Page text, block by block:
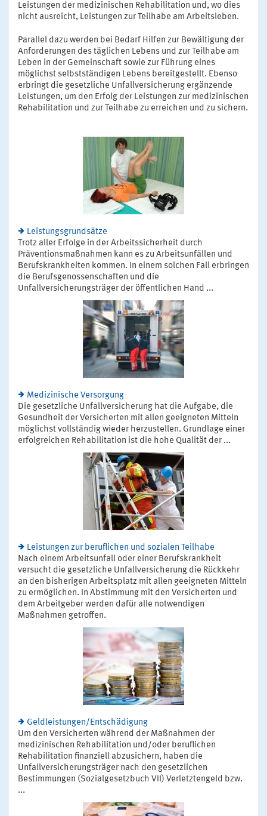
Leistungen der medizinischen Rehabilitation und, wo dies
nicht ausreicht, Leistungen zur Teilhabe am Arbeitsleben.
Parallel dazu werden bei Bedarf Hilfen zur Bewältigung der
Anforderungen des täglichen Lebens und zur Teilhabe am
Leben in der Gemeinschaft sowie zur Führung eines
möglichst selbstständigen Lebens bereitgestellt. Ebenso
erbringt die gesetzliche Unfallversicherung ergänzende
Leistungen, um den Erfolg der Leistungen zur medizinischen
Rehabilitation und zur Teilhabe zu erreichen und zu sichern.
Leistungsgrundsätze
Trotz aller Erfolge in der Arbeitssicherheit durch
Präventionsmaßnahmen kann es zu Arbeitsunfällen und
Berufskrankheiten kommen. In einem solchen Fall erbringen
die Berufsgenossenschaften und die
Unfallversicherungsträger der öffentlichen Hand ...
Medizinische Versorgung
Die gesetzliche Unfallversicherung hat die Aufgabe, die
Gesundheit der Versicherten mit allen geeigneten Mitteln
möglichst vollständig wieder herzustellen. Grundlage einer
erfolgreichen Rehabilitation ist die hohe Qualität der ...
Leistungen zur beruflichen und sozialen Teilhabe
Nach einem Arbeitsunfall oder einer Berufskrankheit
versucht die gesetzliche Unfallversicherung die Rückkehr
an den bisherigen Arbeitsplatz mit allen geeigneten Mitteln
zu ermöglichen. In Abstimmung mit den Versicherten und
dem Arbeitgeber werden dafür alle notwendigen
Maßnahmen getroffen.
Geldleistungen/Entschädigung
Um den Versicherten während der Maßnahmen der
medizinischen Rehabilitation und/oder beruflichen
Rehabilitation finanziell abzusichern, haben die
Unfallversicherungsträger nach den gesetzlichen
Bestimmungen (Sozialgesetzbuch VII) Verletztengeld bzw.
...